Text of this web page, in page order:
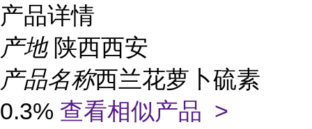
产品详情
产地 陕西西安
产品名称西兰花萝卜硫素
0.3% 查看相似产品 >